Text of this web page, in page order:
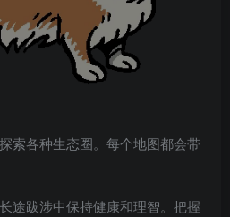
索各种生态圈。每个地图都会带
途跋涉中保持健康和理智。把握